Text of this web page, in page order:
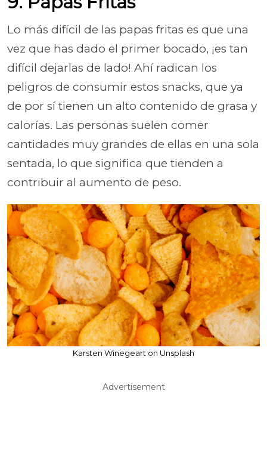
Lo más difícil de las papas fritas es que una
vez que has dado el primer bocado, ¡es tan
difícil dejarlas de lado! Ahí radican los
peligros de consumir estos snacks, que ya
de por sí tienen un alto contenido de grasa y
calorías. Las personas suelen comer
cantidades muy grandes de ellas en una sola
sentada, lo que significa que tienden a
contribuir al aumento de peso.
Karsten Winegeart on Unsplash
Advertisement